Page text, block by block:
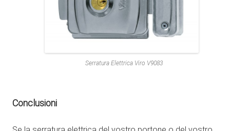
Serratura Elettrica Viro V9083
Conclusioni